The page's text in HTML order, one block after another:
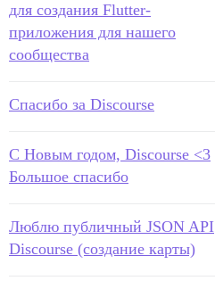
для создания Flutter-
приложения для нашего
сообщества
Спасибо за Discourse
С Новым годом, Discourse <3
Большое спасибо
Люблю публичный JSON API
Discourse (создание карты)